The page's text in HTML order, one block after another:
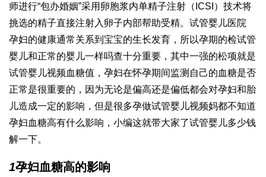
师进行“包办婚姻”采用卵胞浆内单精子注射（ICSI）技术将
挑选的精子直接注射入卵子内部帮助受精。 试管婴儿医院
孕妇的健康通常关系到宝宝的生长发育，所以孕期的检试管
婴儿和正常的婴儿一样吗查十分重要，其中一强的松项就是
试管婴儿视频血糖值，孕妇在怀孕期间监测自己的血糖是否
正常是很重要的，因为无论是偏高还是偏低都会对孕妇和胎
儿造成一定的影响，但是很多孕做试管婴儿视频妈都不知道
孕妇血糖高有什么影响，小编这就带大家了试管婴儿多少钱
解一下。
1孕妇血糖高的影响